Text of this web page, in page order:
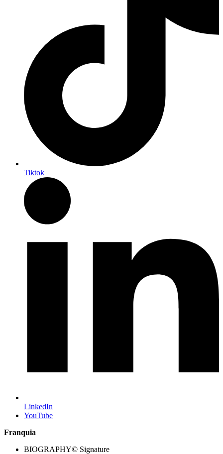
Tiktok
LinkedIn
YouTube
Franquia
BIOGRAPHY© Signature